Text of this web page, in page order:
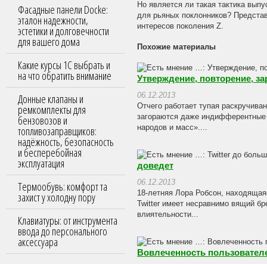
Фасадные панели Docke:
эталон надежности,
эстетики и долговечности
для вашего дома
Какие курсы 1С выбрать и
на что обратить внимание
Донные клапаны и
ремкомплекты для
бензовозов и
топливозаправщиков:
надёжность, безопасность
и бесперебойная
эксплуатация
Термообувь: комфорт та
захист у холодну пору
Клавиатуры: от инструмента
ввода до персонального
аксессуара
Но является ли такая тактика
для рьяных поклонников?
интересов поколения Z.
Похожие материалы
Утверждение, повторение,
06.12.2013
Отчего работает тупая
загораются даже индифферентные
народов и масс»....
доведет
06.12.2013
18-летняя Лора Робсон,
Twitter имеет несравнимо вящий
влиятельности...
Вовлеченность